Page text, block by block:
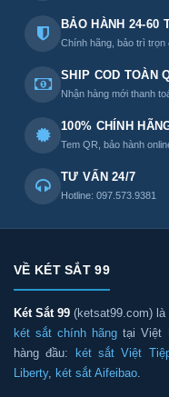
BẢO HÀNH 24-60
Chính hãng, bảo trì trọn
SHIP COD TOÀN
Nhận hàng mới thanh
100% CHÍNH
Tem QR, bảo hành
TƯ VẤN 24/7
Hotline: 097.573.9381
VỀ KÉT SẮT 99
Két Sắt 99 (ketsat99.com)
két sắt chính hãng tại Việt
hàng đầu: két sắt Việt
Liberty, két sắt Aifeibao